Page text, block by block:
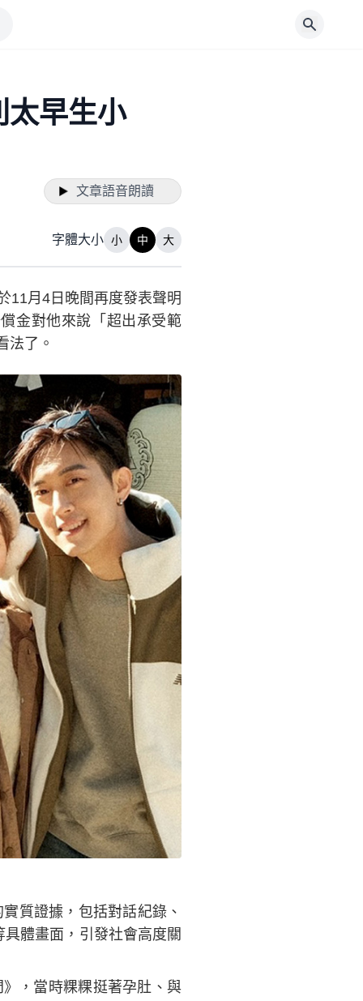
早生小
文章語音朗讀
字體大小 小 中 大
11月4日晚間再度發表聲明
金對他來說「超出承受範
法了。
質證據，包括對話紀錄、
體畫面，引發社會高度關
，當時粿粿挺著孕肚、與